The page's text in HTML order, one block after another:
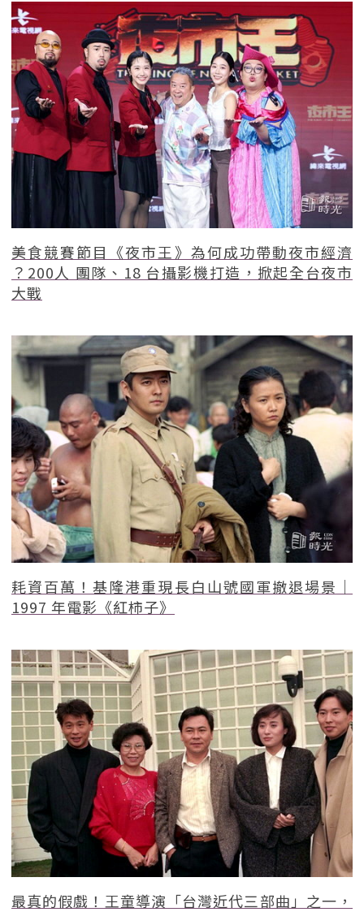
美食競賽節目《夜市王》為何成功帶動夜市經濟
？200人 團隊、18 台攝影機打造，掀起全台夜市
大戰
耗資百萬！基隆港重現長白山號國軍撤退場景｜
1997 年電影《紅柿子》
最真的假戲！王童導演「台灣近代三部曲」之一，